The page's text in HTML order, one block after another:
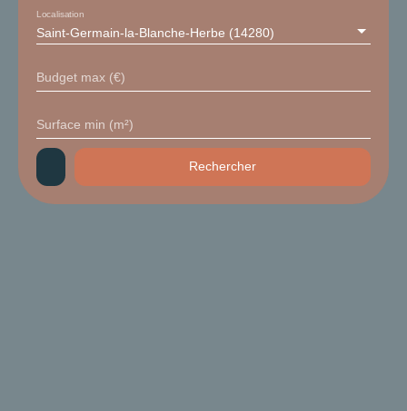
Saint-Germain-la-Blanche-Herbe (14280)
Localisation
Budget max (€)
Surface min (m²)
Rechercher